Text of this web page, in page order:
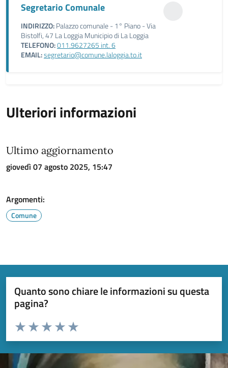
Segretario Comunale
INDIRIZZO:Palazzo comunale - 1° Piano - Via
Bistolfi, 47 La Loggia Municipio di La Loggia
TELEFONO:011.9627265 int. 6
EMAIL:segretario@comune.laloggia.to.it
Ulteriori informazioni
Ultimo aggiornamento
giovedì 07 agosto 2025, 15:47
Argomenti:
Comune
Quanto sono chiare le informazioni su questa
pagina?
Valuta da 1 a 5 stelle la pagina
Valuta 5 stelle su 5
Valuta 4 stelle su 5
Valuta 3 stelle su 5
Valuta 2 stelle su 5
Valuta 1 stelle su 5